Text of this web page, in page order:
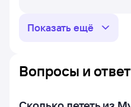
Показать ещё
Вопросы и